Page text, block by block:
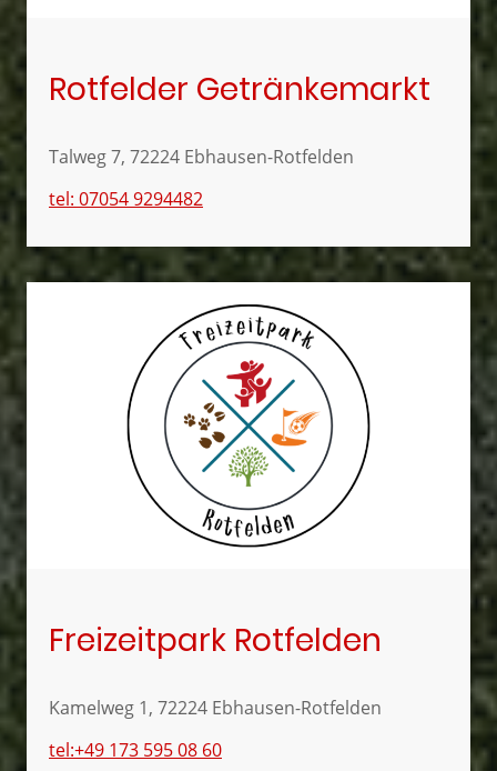
Rotfelder Getränkemarkt
Talweg 7, 72224 Ebhausen-Rotfelden
tel: 07054 9294482
Freizeitpark Rotfelden
Kamelweg 1, 72224 Ebhausen-Rotfelden
tel:+49 173 595 08 60